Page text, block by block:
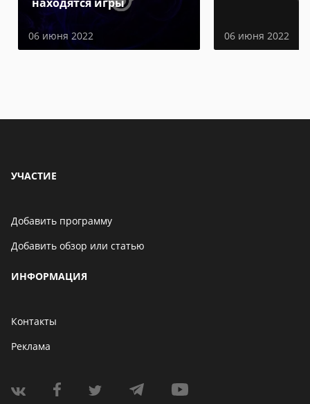
06 июня 2022 06 июня 2022
УЧАСТИЕ
Добавить программу
Добавить обзор или статью
ИНФОРМАЦИЯ
Контакты
Реклама